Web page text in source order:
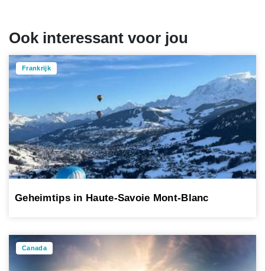
Ook interessant voor jou
Frankrijk
Geheimtips in Haute-Savoie Mont-Blanc
Canada